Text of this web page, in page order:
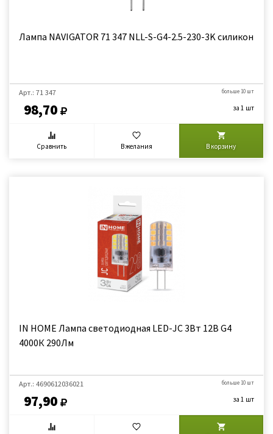
Лампа NAVIGATOR 71 347 NLL-S-G4-2.5-230-3K силикон
Арт.: 71 347
98,70
больше 10 шт
за 1 шт
Сравнить В желания В корзину
IN HOME Лампа светодиодная LED-JC 3Вт 12В G4
4000К 290Лм
Арт.: 4690612036021
97,90
больше 10 шт
за 1 шт